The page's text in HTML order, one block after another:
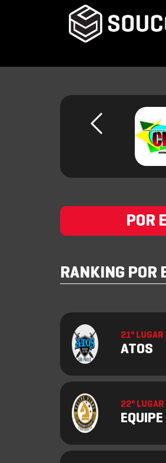
POR
RANKING POR
21º LUGAR
ATOS
22º LUGAR